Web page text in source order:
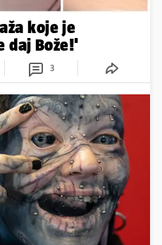
koje je
daj Bože!'
3